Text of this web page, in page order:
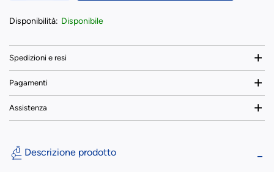
Disponibilità: Disponibile
Spedizioni e resi
Pagamenti
Assistenza
Descrizione prodotto